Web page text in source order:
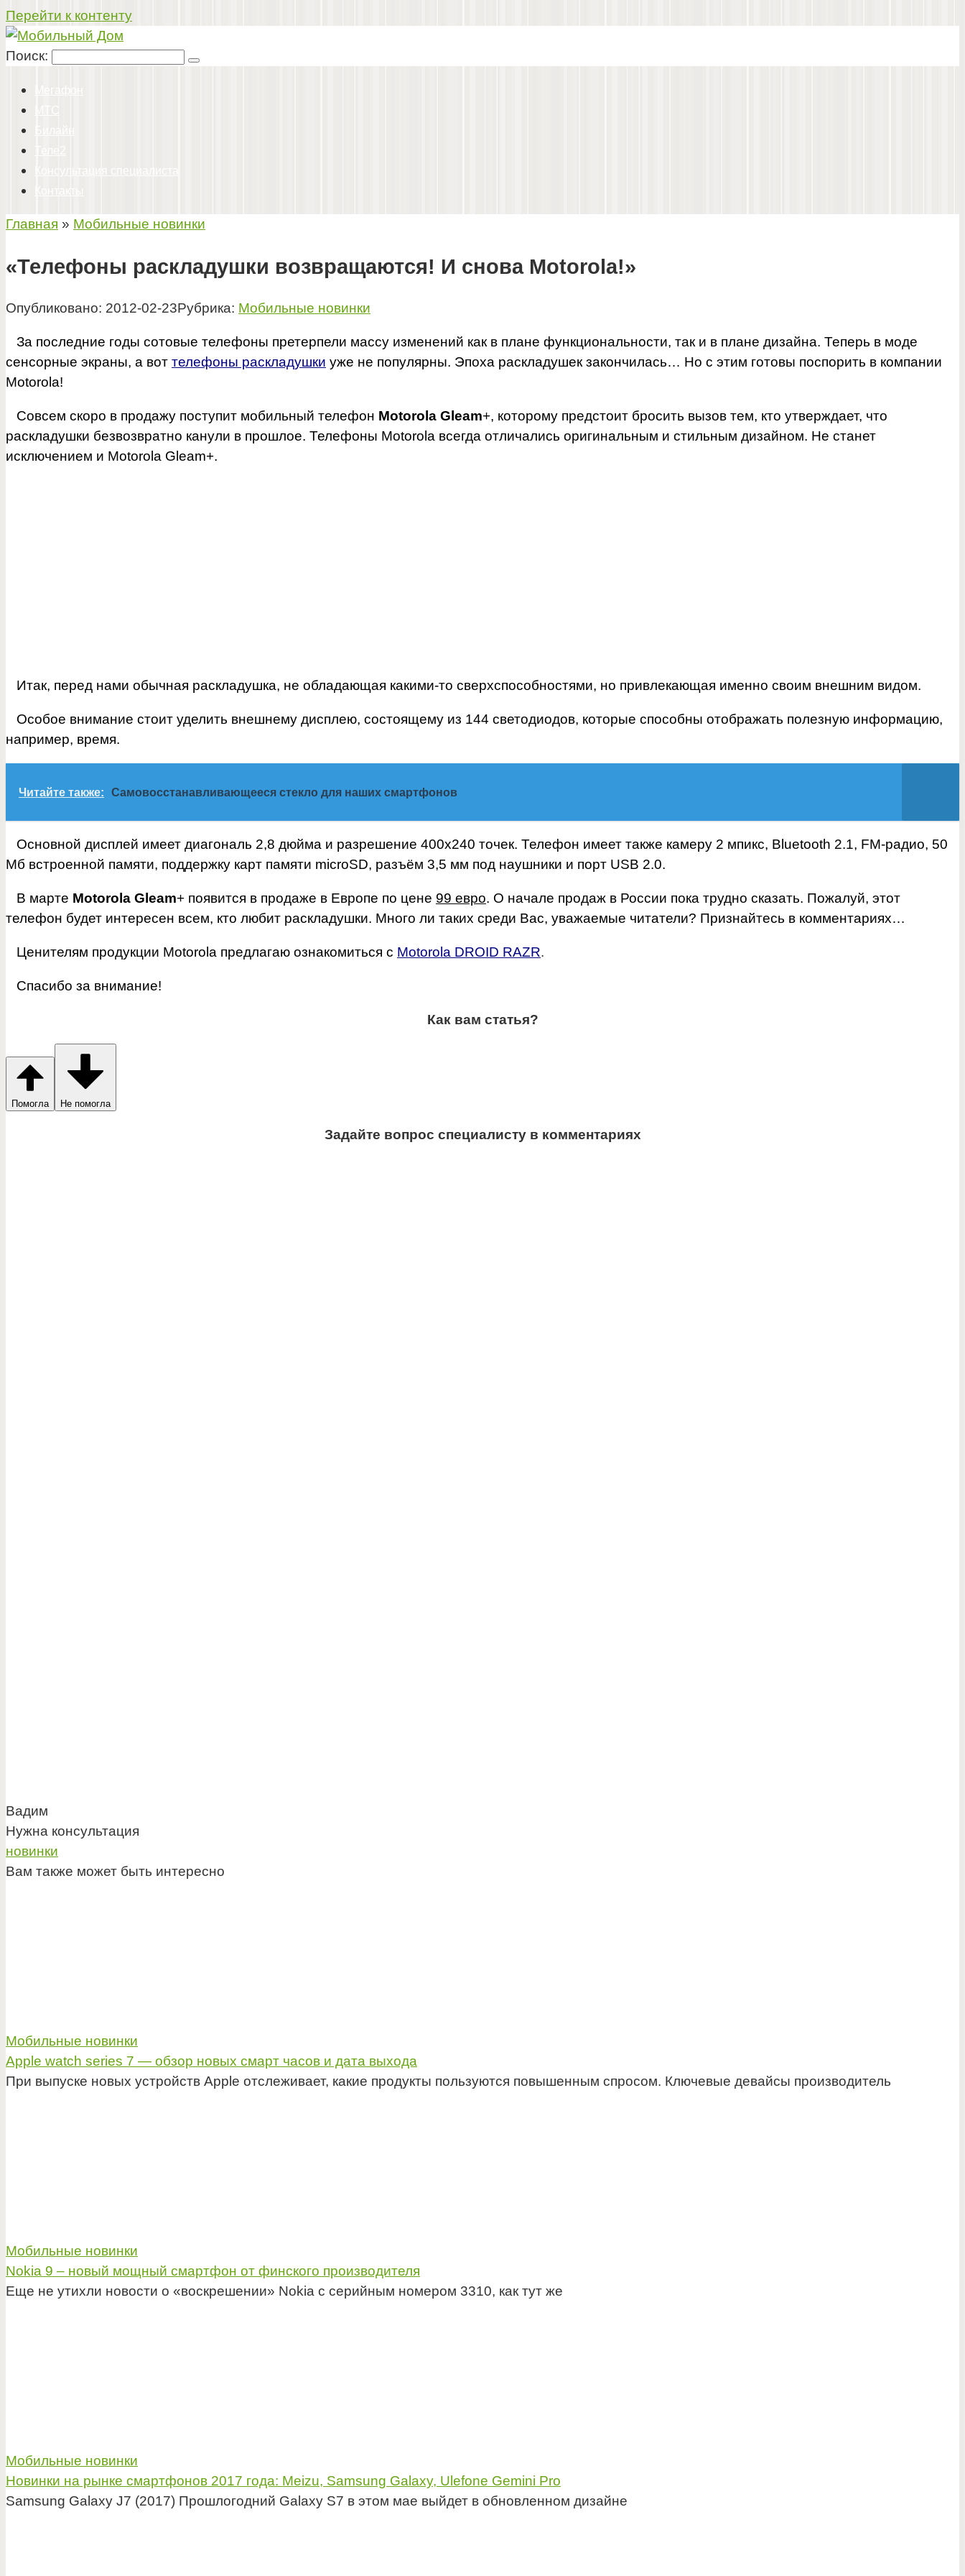
Перейти к контенту
Поиск:
Главная » Мобильные новинки
«Телефоны раскладушки возвращаются! И снова Motorola!»
Опубликовано: 2012-02-23Рубрика: Мобильные новинки
За последние годы сотовые телефоны претерпели массу изменений как в плане функциональности, так и в плане дизайна. Теперь в моде
сенсорные экраны, а вот телефоны раскладушки уже не популярны. Эпоха раскладушек закончилась… Но с этим готовы поспорить в компании
Motorola!
Совсем скоро в продажу поступит мобильный телефон Motorola Gleam+, которому предстоит бросить вызов тем, кто утверждает, что
раскладушки безвозвратно канули в прошлое. Телефоны Motorola всегда отличались оригинальным и стильным дизайном. Не станет
исключением и Motorola Gleam+.
Итак, перед нами обычная раскладушка, не обладающая какими-то сверхспособностями, но привлекающая именно своим внешним видом.
Особое внимание стоит уделить внешнему дисплею, состоящему из 144 светодиодов, которые способны отображать полезную информацию,
например, время.
Читайте также: Самовосстанавливающееся стекло для наших смартфонов
Основной дисплей имеет диагональ 2,8 дюйма и разрешение 400х240 точек. Телефон имеет также камеру 2 мпикс, Bluetooth 2.1, FM-радио, 50
Мб встроенной памяти, поддержку карт памяти microSD, разъём 3,5 мм под наушники и порт USB 2.0.
В марте Motorola Gleam+ появится в продаже в Европе по цене 99 евро. О начале продаж в России пока трудно сказать. Пожалуй, этот
телефон будет интересен всем, кто любит раскладушки. Много ли таких среди Вас, уважаемые читатели? Признайтесь в комментариях…
Ценителям продукции Motorola предлагаю ознакомиться с Motorola DROID RAZR.
Спасибо за внимание!
Как вам статья?
Помогла Не помогла
Задайте вопрос специалисту в комментариях
Вадим
Нужна консультация
новинки
Вам также может быть интересно
Мобильные новинки
Apple watch series 7 — обзор новых смарт часов и дата выхода
При выпуске новых устройств Apple отслеживает, какие продукты пользуются повышенным спросом. Ключевые девайсы производитель
Мобильные новинки
Nokia 9 – новый мощный смартфон от финского производителя
Еще не утихли новости о «воскрешении» Nokia с серийным номером 3310, как тут же
Мобильные новинки
Новинки на рынке смартфонов 2017 года: Meizu, Samsung Galaxy, Ulefone Gemini Pro
Samsung Galaxy J7 (2017) Прошлогодний Galaxy S7 в этом мае выйдет в обновленном дизайне